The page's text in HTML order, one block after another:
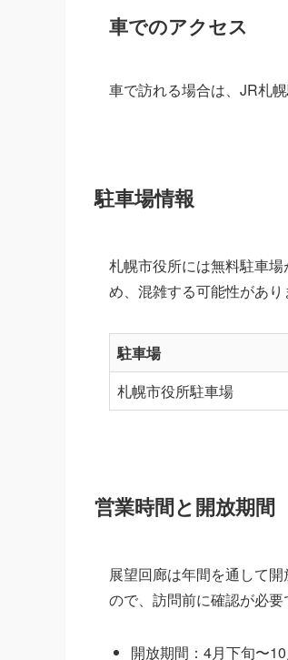
車でのアクセス
車で訪れる場合は、JR札
駐車場情報
札幌市役所には無料駐車
め、混雑する可能性があり
駐車場
札幌市役所駐車場
営業時間と開放期間
展望回廊は年間を通して
ので、訪問前に確認が必要
開放期間：4月下旬〜